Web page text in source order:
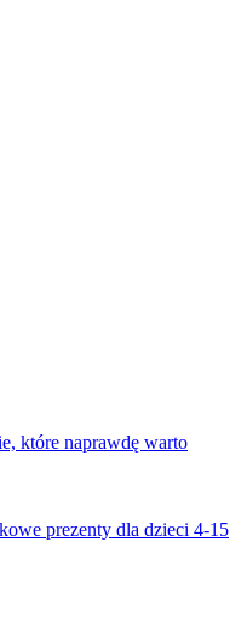
które naprawdę warto
prezenty dla dzieci 4-15